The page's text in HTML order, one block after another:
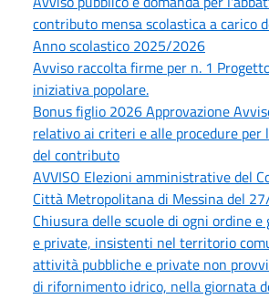
contributo mensa scolastica a carico
Anno scolastico 2025/2026
Avviso raccolta firme per n. 1
iniziativa popolare.
Bonus figlio 2026 Approvazione
relativo ai criteri e alle procedure per
del contributo
AVVISO Elezioni amministrative del
Città Metropolitana di Messina del
Chiusura delle scuole di ogni ordine e
e private, insistenti nel territorio
attività pubbliche e private non
di rifornimento idrico, nella giornata